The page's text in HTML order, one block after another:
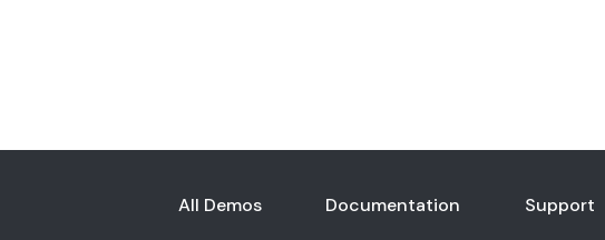
All Demos Documentation Support